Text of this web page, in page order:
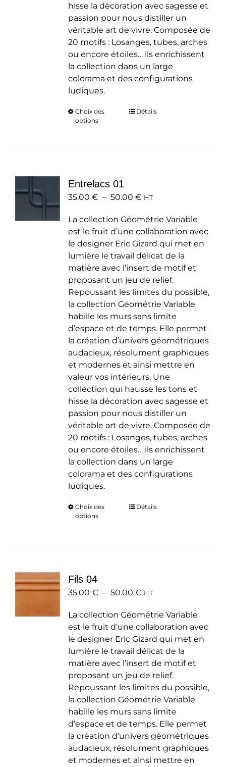
hisse la décoration avec sagesse et
passion pour nous distiller un
véritable art de vivre. Composée de
20 motifs : Losanges, tubes, arches
ou encore étoiles… ils enrichissent
la collection dans un large
colorama et des configurations
ludiques.
Choix des
options
Ce
peuvent
choisies
sur
la
page
du
produit
Détails
Entrelacs 01
35.00 € – 50.00 €Plage
prix :
35.00 €
à
50.00 €
HT
La collection Géométrie Variable
est le fruit d’une collaboration avec
le designer Eric Gizard qui met en
lumière le travail délicat de la
matière avec l’insert de motif et
proposant un jeu de relief.
Repoussant les limites du possible,
la collection Géométrie Variable
habille les murs sans limite
d’espace et de temps. Elle permet
la création d’univers géométriques
audacieux, résolument graphiques
et modernes et ainsi mettre en
valeur vos intérieurs. Une
collection qui hausse les tons et
hisse la décoration avec sagesse et
passion pour nous distiller un
véritable art de vivre. Composée de
20 motifs : Losanges, tubes, arches
ou encore étoiles… ils enrichissent
la collection dans un large
colorama et des configurations
ludiques.
Choix des
options
Ce
peuvent
choisies
sur
la
page
du
produit
Détails
Fils 04
35.00 € – 50.00 €Plage
prix :
35.00 €
à
50.00 €
HT
La collection Géométrie Variable
est le fruit d’une collaboration avec
le designer Eric Gizard qui met en
lumière le travail délicat de la
matière avec l’insert de motif et
proposant un jeu de relief.
Repoussant les limites du possible,
la collection Géométrie Variable
habille les murs sans limite
d’espace et de temps. Elle permet
la création d’univers géométriques
audacieux, résolument graphiques
et modernes et ainsi mettre en